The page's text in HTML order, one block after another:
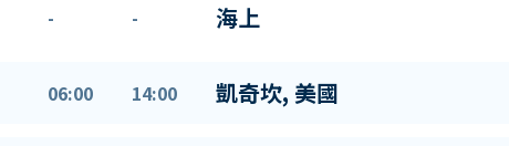
- - 海上
06:00 14:00 凱奇坎, 美國